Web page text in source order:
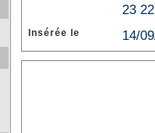
23
Insérée le 14/